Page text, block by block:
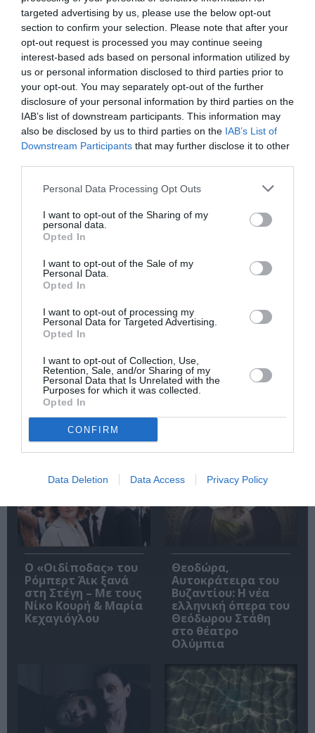
targeted advertising by us, please use the below opt-out
section to confirm your selection. Please note that after your
opt-out request is processed you may continue seeing
interest-based ads based on personal information utilized by
us or personal information disclosed to third parties prior to
your opt-out. You may separately opt-out of the further
disclosure of your personal information by third parties on the
IAB’s list of downstream participants. This information may
also be disclosed by us to third parties on the IAB’s List of
Downstream Participants that may further disclose it to other
Personal Data Processing Opt Outs
I want to opt-out of the Sharing of my
personal data.
Opted In
I want to opt-out of the Sale of my
Personal Data.
Opted In
I want to opt-out of processing my
Personal Data for Targeted Advertising.
Opted In
I want to opt-out of Collection, Use,
Retention, Sale, and/or Sharing of my
Personal Data that Is Unrelated with the
Purposes for which it was collected.
Opted In
CONFIRM
Data Deletion Data Access Privacy Policy
Ώρες λειτουργίας έκθεσης: 11.00 με 22.00
Τεχνόπολις» του Δήμου Αθηναίων, Αίθουσα «Κωστής
Παλαμάς», Πειραιώς 100, Γκάζι
Ακολουθήστε το Culturenow.gr στοGoogle News
μάθετε πρώτοι όλες τις ειδήσεις
Δείτε όλα τατελευταία νέαγια την Τέχνη και τον
Πολιτισμό στοCulturenow.gr
Νέοι Διαγωνισμοί❯
Newsletter
την Τέχνη και τον Πολιτισμό!
Δημοφιλή Άρθρα
O «Οιδίποδας» του
Ρόμπερτ Άικ ξανά
στη Στέγη – Με τους
Νίκο Κουρή & Μαρία
Κεχαγιόγλου
Θεοδώρα,
Αυτοκράτειρα του
Βυζαντίου: Η νέα
ελληνική όπερα του
Θεόδωρου Στάθη
στο θέατρο
Ολύμπια